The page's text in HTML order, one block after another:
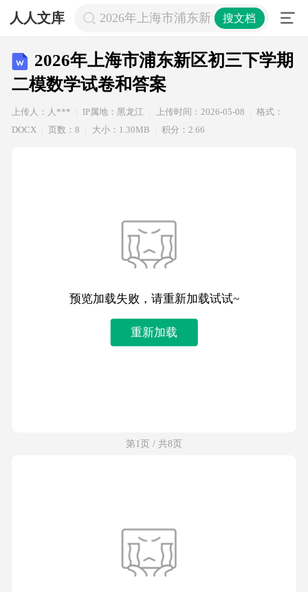
人人文库 2026年上海市浦东新区初三下学期二
搜文档
2026年上海市浦东新区初三下学期
二模数学试卷和答案
上传人：人*** IP属地：黑龙江 上传时间：2026-05-08
格式：
DOCX
页数：8 大小：1.30MB 积分：2.66
预览加载失败，请重新加载试试~
重新加载
第1页 / 共8页